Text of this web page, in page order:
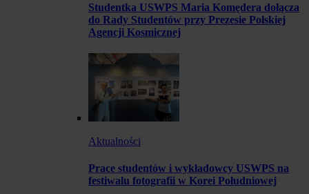
Studentka USWPS Maria Komędera dołącza
do Rady Studentów przy Prezesie Polskiej
Agencji Kosmicznej
Aktualności
Prace studentów i wykładowcy USWPS na
festiwalu fotografii w Korei Południowej